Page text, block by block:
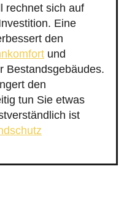
rechnet sich auf
Eine
den
und
Bestandsgebäudes.
den
tun Sie etwas
ist